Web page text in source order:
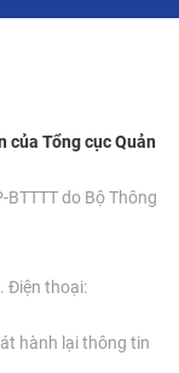
của Tổng cục Quản
do Bộ Thông
Điện thoại:
hành lại thông tin